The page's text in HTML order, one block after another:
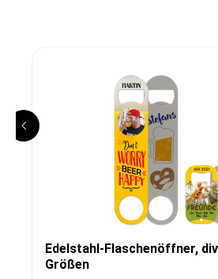
Edelstahl-Flaschenöffner,
Größen